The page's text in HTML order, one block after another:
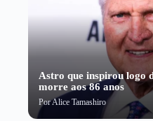
Astro que inspirou logo
morre aos 86 anos
PorAlice Tamashiro